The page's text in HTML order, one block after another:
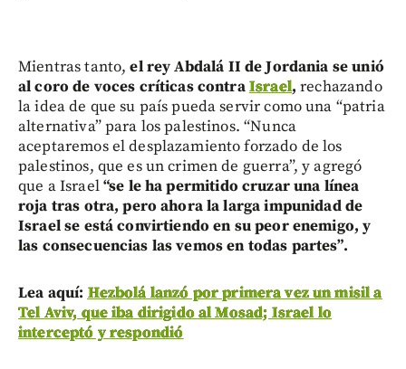
Mientras tanto,el rey Abdalá II de Jordania se unió
al coro de voces críticas contraIsrael, rechazando
la idea de que su país pueda servir como una “patria
alternativa” para los palestinos. “Nunca
aceptaremos el desplazamiento forzado de los
palestinos, que es un crimen de guerra”, y agregó
que a Israel“se le ha permitido cruzar una línea
roja tras otra, pero ahora la larga impunidad de
Israel se está convirtiendo en su peor enemigo, y
las consecuencias las vemos en todas partes”.
Lea aquí: Hezbolá lanzó por primera vez un misil a
Tel Aviv, que iba dirigido al Mosad; Israel lo
interceptó y respondió